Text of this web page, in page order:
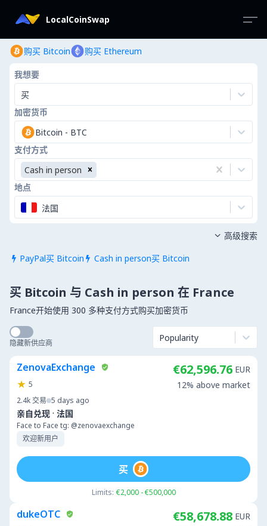
LocalCoinSwap
购买 Bitcoin 购买 Ethereum
我想要
买
加密货币
Bitcoin - BTC
支付方式
Cash in person
地点
法国
 PayPal买 Bitcoin  Cash in person买 Bitcoin
 高级搜索
买 Bitcoin 与 Cash in person 在 France
France开始使用 300 多种支付方式购买加密货币
隐藏新供应商 Popularity
ZenovaExchange
5
2.4k交易 5 days ago
亲自兑现 · 法国
Face to Face tg: @zenovaexchange
欢迎新用户
€62,596.76 EUR
12% above market
Limits: €2,000 - €500,000
买
dukeOTC €58,678.88 EUR